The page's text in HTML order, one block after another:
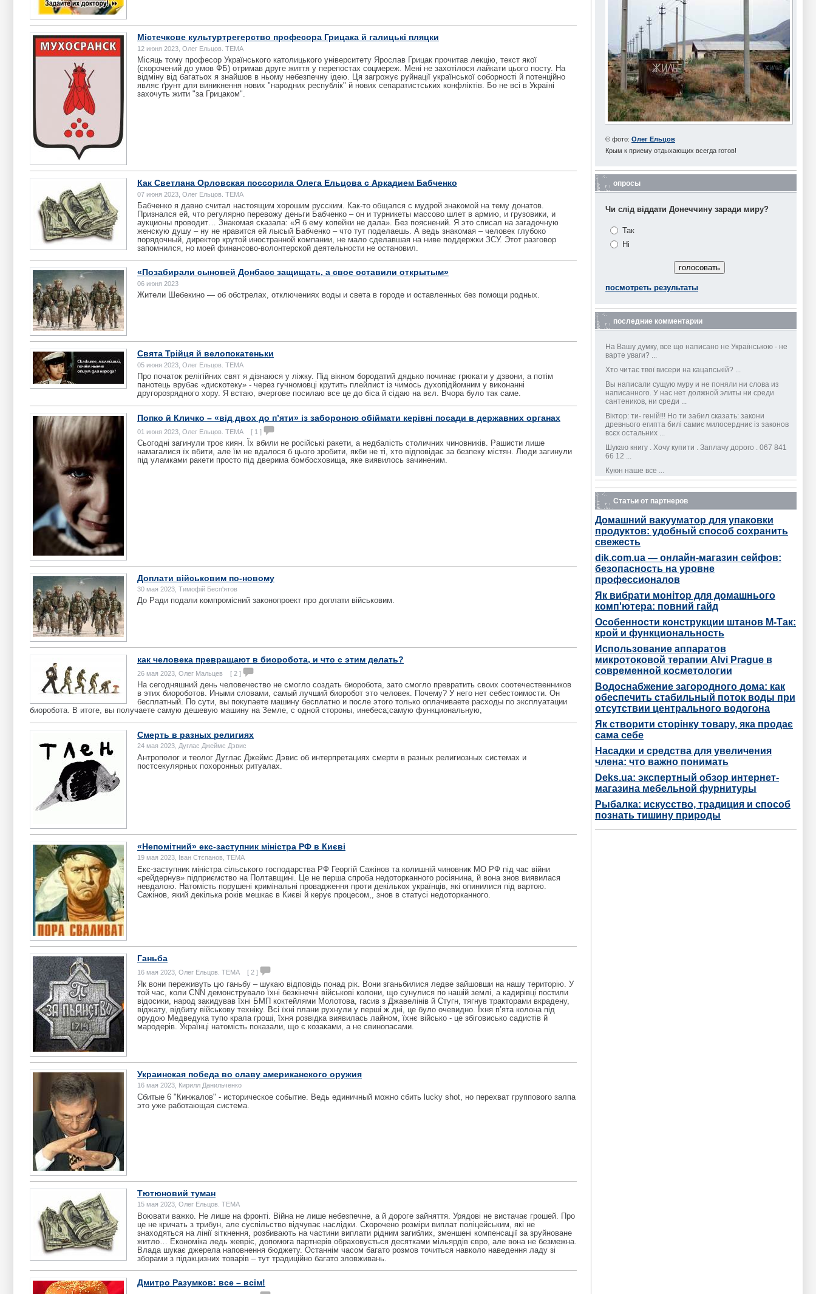
Містечкове культуртрегерство професора Грицака й галицькі пляцки
12 июня 2023, Олег Ельцов. ТЕМА
Місяць тому професор Українського католицького університету Ярослав Грицак прочитав лекцію, текст якої
(скорочений до умов ФБ) отримав друге життя у перепостах соцмереж. Мені не захотілося лайкати цього посту. На
відміну від багатьох я знайшов в ньому небезпечну ідею. Ця загрожує руйнації української соборності й потенційно
являє ґрунт для виникнення нових "народних республік" й нових сепаратистських конфліктів. Бо не всі в Україні
захочуть жити "за Грицаком".
Как Светлана Орловская поссорила Олега Ельцова с Аркадием Бабченко
07 июня 2023, Олег Ельцов. ТЕМА
Бабченко я давно считал настоящим хорошим русским. Как-то общался с мудрой знакомой на тему донатов.
Признался ей, что регулярно перевожу деньги Бабченко – он и турникеты массово шлет в армию, и грузовики, и
аукционы проводит… Знакомая сказала: «Я б ему копейки не дала». Без пояснений. Я это списал на загадочную
женскую душу – ну не нравится ей лысый Бабченко – что тут поделаешь. А ведь знакомая – человек глубоко
порядочный, директор крутой иностранной компании, не мало сделавшая на ниве поддержки ЗСУ. Этот разговор
запомнился, но моей финансово-волонтерской деятельности не остановил.
«Позабирали сыновей Донбасс защищать, а свое оставили открытым»
06 июня 2023
Жители Шебекино — об обстрелах, отключениях воды и света в городе и оставленных без помощи родных.
Свята Трійця й велопокатеньки
05 июня 2023, Олег Ельцов. ТЕМА
Про початок релігійних свят я дізнаюся у ліжку. Під вікном бородатий дядько починає грюкати у дзвони, а потім
панотець врубає «дискотеку» - через гучномовці крутить плейлист із чимось духопідйомним у виконанні
другорозрядного хору. Я встаю, вчергове посилаю все це до біса й сідаю на вєл. Вчора було так саме.
Попко й Кличко – «від двох до п’яти» із забороною обіймати керівні посади в державних органах
01 июня 2023, Олег Ельцов. ТЕМА [ 1 ]
Сьогодні загинули троє киян. Їх вбили не російські ракети, а недбалість столичних чиновників. Рашисти лише
намагалися їх вбити, але їм не вдалося б цього зробити, якби не ті, хто відповідає за безпеку містян. Люди загинули
під уламками ракети просто під дверима бомбосховища, яке виявилось зачиненим.
Доплати військовим по-новому
30 мая 2023, Тимофій Бесп'ятов
До Ради подали компромісний законопроект про доплати військовим.
как человека превращают в биоробота, и что с этим делать?
26 мая 2023, Олег Мальцев [ 2 ]
На сегодняшний день человечество не смогло создать биоробота, зато смогло превратить своих соотечественников
в этих биороботов. Иными словами, самый лучший биоробот это человек. Почему? У него нет себестоимости. Он
бесплатный. По сути, вы покупаете машину бесплатно и после этого только оплачиваете расходы по эксплуатации
биоробота. В итоге, вы получаете самую дешевую машину на Земле, с одной стороны, инебеса;самую функциональную,
Смерть в разных религиях
24 мая 2023, Дуглас Джеймс Дэвис
Антрополог и теолог Дуглас Джеймс Дэвис об интерпретациях смерти в разных религиозных системах и
постсекулярных похоронных ритуалах.
«Непомітний» екс-заступник міністра РФ в Києві
19 мая 2023, Іван Стєпанов, ТЕМА
Екс-заступник міністра сільського господарства РФ Георгій Сажінов та колишній чиновник МО РФ під час війни
«рейдернув» підприємство на Полтавщині. Це не перша спроба недоторканного росіянина, й вона знов виявилася
невдалою. Натомість порушені кримінальні провадження проти декількох українців, які опинилися під вартою.
Сажінов, який декілька років мешкає в Києві й керує процесом,, знов в статусі недоторканного.
Ганьба
16 мая 2023, Олег Ельцов. ТЕМА [ 2 ]
Як вони переживуть цю ганьбу – шукаю відповідь понад рік. Вони зганьбилися ледве зайшовши на нашу територію. У
той час, коли CNN демонструвало їхні безкінечні військові колони, що сунулися по нашій землі, а кадирівці постили
відосики, народ закидував їхні БМП коктейлями Молотова, гасив з Джавелінів й Стугн, тягнув тракторами вкрадену,
віджату, відбиту військову техніку. Всі їхні плани рухнули у перші ж дні, це було очевидно. Їхня п’ята колона під
орудою Медведука тупо крала гроші, їхня розвідка виявилась лайном, їхнє військо - це збіговисько садистів й
мародерів. Українці натомість показали, що є козаками, а не свинопасами.
Украинская победа во славу американского оружия
16 мая 2023, Кирилл Данильченко
Сбитые 6 "Кинжалов" - историческое событие. Ведь единичный можно сбить lucky shot, но перехват группового залпа
это уже работающая система.
Тютюновий туман
15 мая 2023, Олег Ельцов. ТЕМА
Воювати важко. Не лише на фронті. Війна не лише небезпечне, а й дороге зайняття. Урядові не вистачає грошей. Про
це не кричать з трибун, але суспільство відчуває наслідки. Скорочено розміри виплат поліцейським, які не
знаходяться на лінії зіткнення, розбивають на частини виплати рідним загиблих, зменшені компенсації за зруйноване
житло… Економіка ледь жевріє, допомога партнерів обраховується десятками мільярдів євро, але вона не безмежна.
Влада шукає джерела наповнення бюджету. Останнім часом багато розмов точиться навколо наведення ладу зі
зборами з підакцизних товарів – тут традиційно багато зловживань.
Дмитро Разумков: все – всім!
© фото: Олег Ельцов
Крым к приему отдыхающих всегда готов!
опросы
Чи слід віддати Донеччину заради миру?
Так
Ні
посмотреть результаты
последние комментарии
На Вашу думку, все що написано не Українською - не
варте уваги? ...
Хто читає твої висери на кацапській? ...
Вы написали сущую муру и не поняли ни слова из
написанного. У нас нет должной элиты ни среди
сантеников, ни среди ...
Віктор: ти- геній!!! Но ти забил сказать: закони
древнього египта билі самиє милосердниє із законов
всєх остальних ...
Шукаю книгу . Хочу купити . Заплачу дорого . 067 841
66 12 ...
Куюн наше все ...
отсутствие оной аэлиты. Оглянемся вокруг себя и
увидим, шо среди ...
А добавить то и нечего. Автор всё раскрыл. ...
Интеллигенты недобитые остались, но именно как
класс отсутствуют. На что они влияют, кто с ними
считается? Украинская ...
Национальная интеллигенция отсутствует как класс?
А как же научно-педагогические и просто научные
работники? Или за 35 ...
Статьи от партнеров
Домашний вакууматор для упаковки
продуктов: удобный способ сохранить
свежесть
dik.com.ua — онлайн-магазин сейфов:
безопасность на уровне
профессионалов
Як вибрати монітор для домашнього
комп'ютера: повний гайд
Особенности конструкции штанов М-Так:
крой и функциональность
Использование аппаратов
микротоковой терапии Alvi Prague в
современной косметологии
Водоснабжение загородного дома: как
обеспечить стабильный поток воды при
отсутствии центрального водогона
Як створити сторінку товару, яка продає
сама себе
Насадки и средства для увеличения
члена: что важно понимать
Deks.ua: экспертный обзор интернет-
магазина мебельной фурнитуры
Рыбалка: искусство, традиция и способ
познать тишину природы